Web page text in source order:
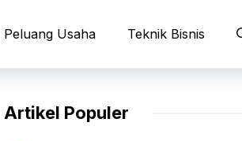
Peluang Usaha Teknik Bisnis
Artikel Populer